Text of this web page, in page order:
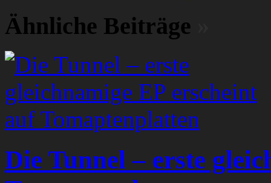
Ähnliche Beiträge
Die Tunnel – erste